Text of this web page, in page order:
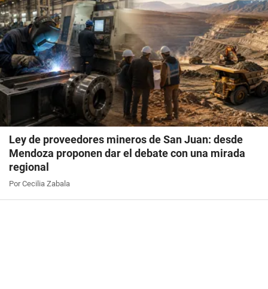
Ley de proveedores mineros de San Juan: desde
Mendoza proponen dar el debate con una mirada
regional
Por Cecilia Zabala